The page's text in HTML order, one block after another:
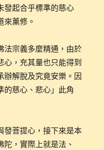
發起合乎標準的慈心
來薰修。
法宗義多麼精通，由於
，充其量也只能得到
辦解脫及究竟安樂。因
的慈心、悲心」此角
發菩提心，接下來是本
，實際上就是法、